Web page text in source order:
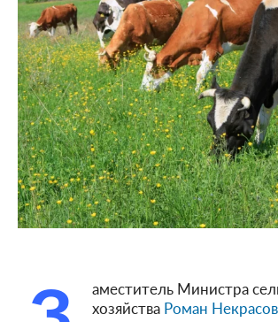
аместитель Министра
хозяйства Роман Некрасов